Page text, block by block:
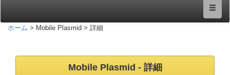
ホーム > Mobile Plasmid > 詳細
Mobil e Plasmid - 詳細